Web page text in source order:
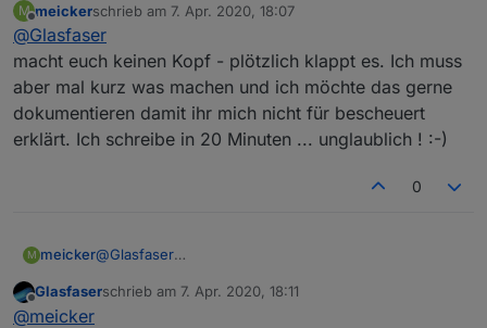
Also an IPv4 / IPv6 kann es nach meiner Meinung
nicht liegen .
Hatte zuvor bis Anfang März IPv6DS-Lite
Unitymedia mit der Fritzbox 6490 ,
jetzt Fritzbox 6591 mit Dual-Stack also echtes IPv4 .
... und daran hat sich auch nichts geändert ... kann
nur den oben gennannten Link nutzen .
M
Offline
meickerschrieb am 7. Apr. 2020, 18:07
zuletzt editiert von
@Glasfaser
macht euch keinen Kopf - plötzlich klappt es. Ich muss
aber mal kurz was machen und ich möchte das gerne
dokumentieren damit ihr mich nicht für bescheuert
erklärt. Ich schreibe in 20 Minuten ... unglaublich ! :-)
0
M meicker@Glasfaser
aber mal kurz was machen und ich möchte das gerne
Offline
Glasfaserschrieb am 7. Apr. 2020, 18:11
zuletzt editiert von
@meicker